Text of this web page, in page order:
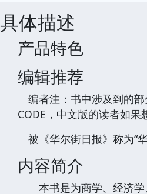
具体描述
产品特色
编辑推荐
编者注：书中涉及到的部
CODE，中文版的读者如果
被《华尔街日报》称为“
内容简介
本书是为商学、经济学